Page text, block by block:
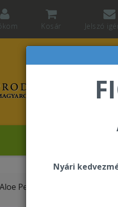
Nyári
Kosár Jelszó
Peaches - Ultra Chocolate